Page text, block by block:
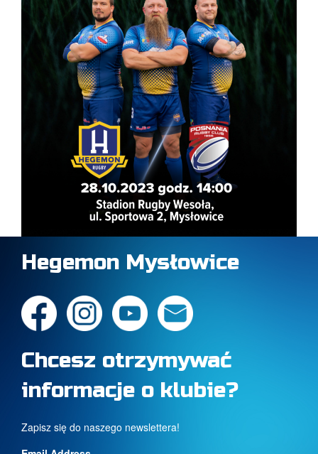
Hegemon Mysłowice
Chcesz otrzymywać
informacje o klubie?
Zapisz się do naszego newslettera!